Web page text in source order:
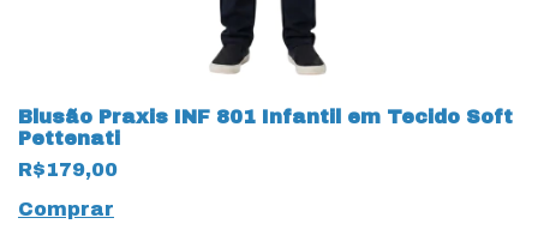
Blusão Praxis INF 801 Infantil em Tecido Soft
Pettenati
R$179,00
Comprar